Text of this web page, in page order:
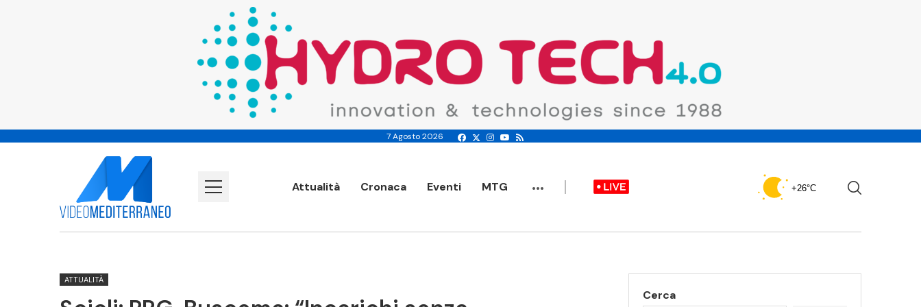
7 Agosto 2026
Attualità Cronaca Eventi MTG ... +26°C
ATTUALITÀ
Cerca